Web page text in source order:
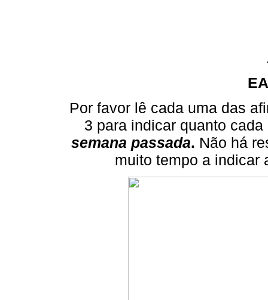
Por favor lê cada uma das
3 para indicar quanto
semana passada. Não há
muito tempo a indicar